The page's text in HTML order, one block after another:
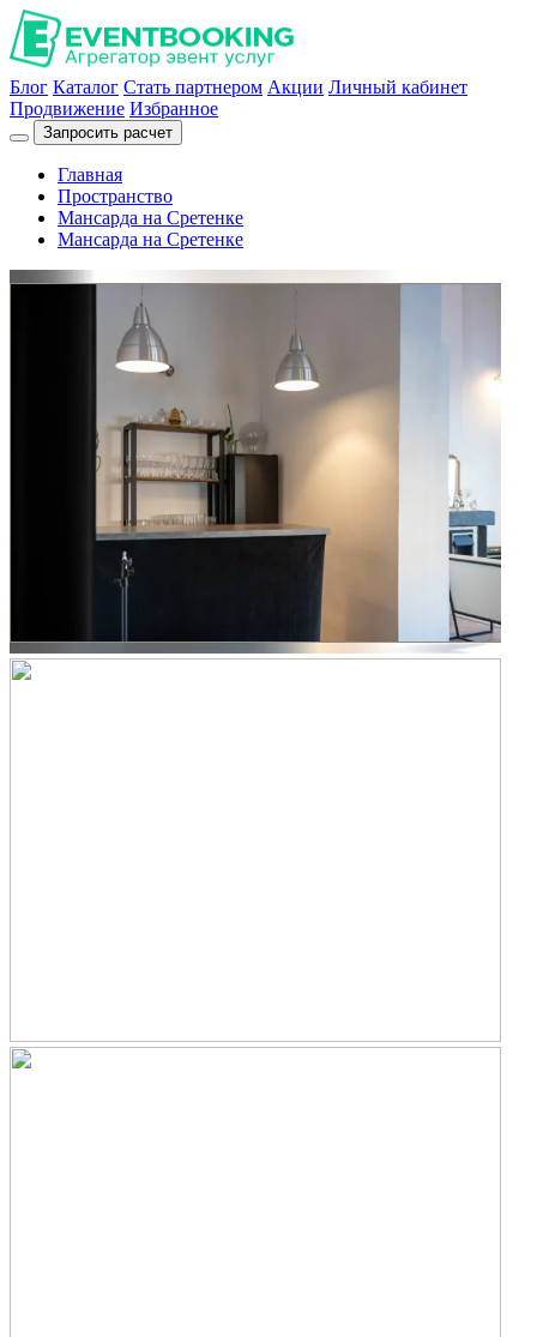
Блог Каталог Стать партнером Акции Личный кабинет
Продвижение Избранное
Запросить расчет
Главная
Пространство
Мансарда на Сретенке
Мансарда на Сретенке